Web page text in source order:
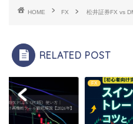
HOME FX 松井証券FX vs
RELATED POST
FX